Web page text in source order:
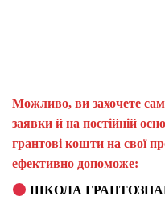
Можливо, ви захочете
заявки й на постійній
грантові кошти на свої
ефективно допоможе:
ШКОЛА